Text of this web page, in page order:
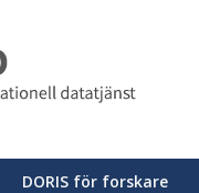
DORIS för forskare